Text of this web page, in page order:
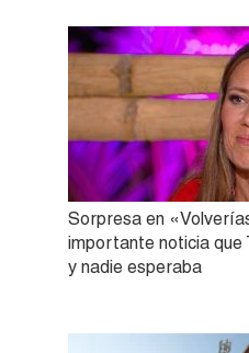
Sorpresa en
importante noticia que
y nadie esperaba